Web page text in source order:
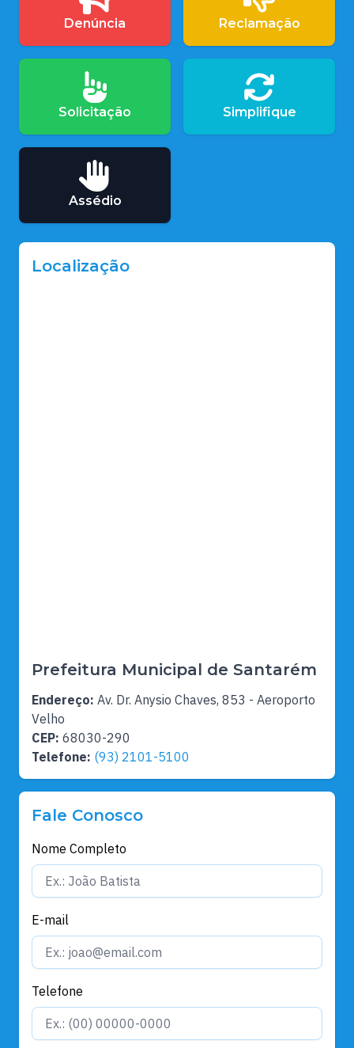
Denúncia Reclamação
Solicitação Simplifique
Assédio
Localização
Prefeitura Municipal de Santarém
Endereço: Av. Dr. Anysio Chaves, 853 - Aeroporto
Velho
CEP: 68030-290
Telefone: (93) 2101-5100
Fale Conosco
Nome Completo
E-mail
Telefone